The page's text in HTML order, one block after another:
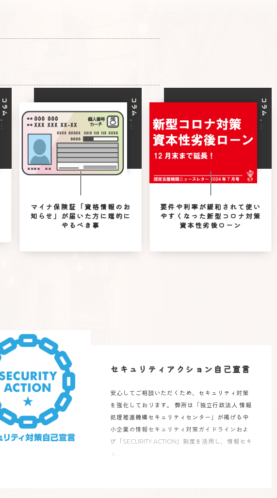
コラム
, …
コラム
, …
マイナ保険証「資格情報のお
知らせ」が届いた方に端的に
やるべき事
コラム
, …
要件や利率が緩和されて使い
やすくなった新型コロナ対策
資本性劣後ローン
セキュリティアクション自己宣言
安心してご相談いただくため、セキュリティ対策
を強化しております。 弊所は「独立行政法人 情報
処理推進機構セキュリティセンター」が掲げる中
小企業の情報セキュリティ対策ガイドラインおよ
び「SECURITY ACTION」制度を活用し、情報セキ
ュ...